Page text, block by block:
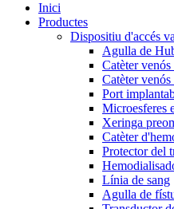
Inici
Productes
Dispositiu d'accés
Agulla de
Catèter venós
Catèter
Port
Microesferes
Xeringa
Catèter
Protector del
Línia de sang
Agulla de